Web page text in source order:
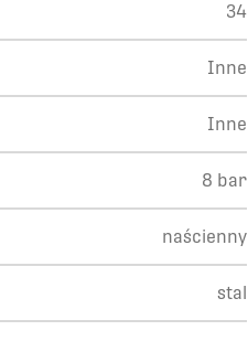
34
Inne
Inne
8 bar
naścienny
stal